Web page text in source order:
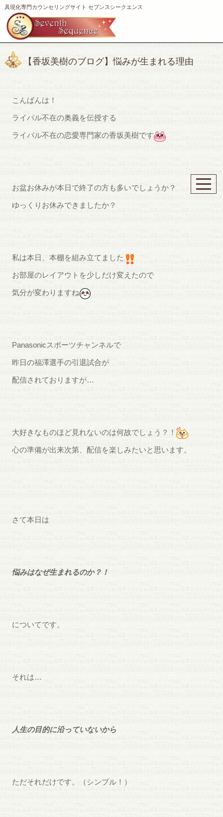
具現化専門カウンセリングサイト セブンスシークエンス
【香坂美樹のブログ】悩みが生まれる理由
こんばんは！
ライバル不在の奥義を伝授する
ライバル不在の恋愛専門家の香坂美樹です
お盆お休みが本日で終了の方も多いでしょうか？
ゆっくりお休みできましたか？
私は本日、本棚を組み立てました
お部屋のレイアウトを少しだけ変えたので
気分が変わりますね
Panasonicスポーツチャンネルで
昨日の福澤選手の引退試合が
配信されておりますが…
大好きなものほど見れないのは何故でしょう？！
心の準備が出来次第、配信を楽しみたいと思います。
さて本日は
悩みはなぜ生まれるのか？！
についてです。
それは…
人生の目的に沿っていないから
ただそれだけです。（シンプル！）